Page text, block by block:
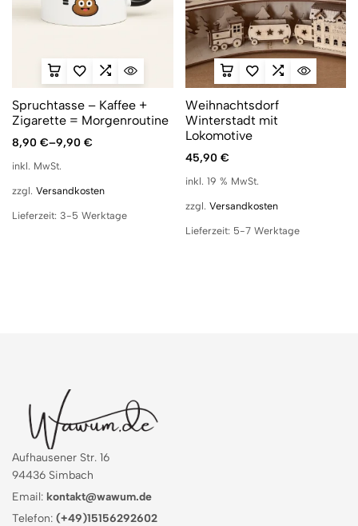
Spruchtasse – Kaffee +
Zigarette = Morgenroutine
8,90 €–9,90 €
inkl. MwSt.
zzgl. Versandkosten
Lieferzeit: 3-5 Werktage
Weihnachtsdorf
Winterstadt mit
Lokomotive
45,90 €
inkl. 19 % MwSt.
zzgl. Versandkosten
Lieferzeit: 5-7 Werktage
Aufhausener Str. 16
94436 Simbach
Email: kontakt@wawum.de
Telefon: (+49)15156292602